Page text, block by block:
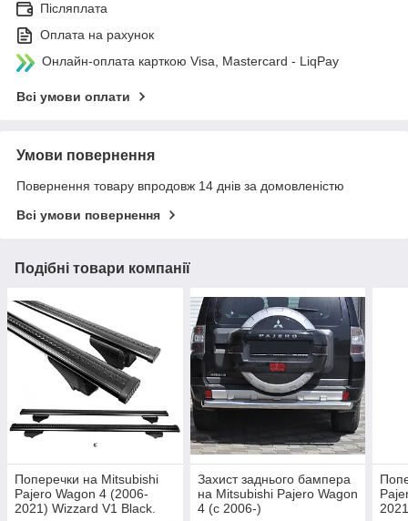
Післяплата
Оплата на рахунок
Онлайн-оплата карткою Visa, Mastercard - LiqPay
Всі умови оплати
Умови повернення
Повернення товару впродовж 14 днів за домовленістю
Всі умови повернення
Подібні товари компанії
Поперечки на Mitsubishi
Pajero Wagon 4 (2006-
2021) Wizzard V1 Black.
Захист заднього бампера
на Mitsubishi Pajero Wagon
4 (c 2006-)